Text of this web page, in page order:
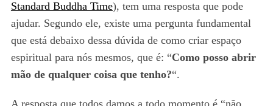
Standard Buddha Time), tem uma resposta que pode
ajudar. Segundo ele, existe uma pergunta fundamental
que está debaixo dessa dúvida de como criar espaço
espiritual para nós mesmos, que é: “Como posso abrir
mão de qualquer coisa que tenho?“.
A resposta que todos damos a todo momento é “não